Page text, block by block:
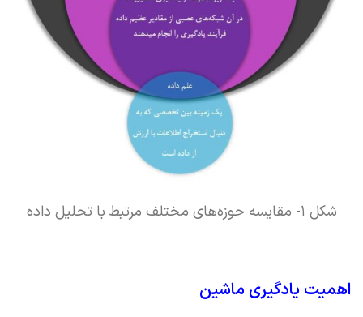
شکل ۱- مقایسه حوزه‌های مختلف مرتبط با تحلیل داده
اهمیت یادگیری ماشین